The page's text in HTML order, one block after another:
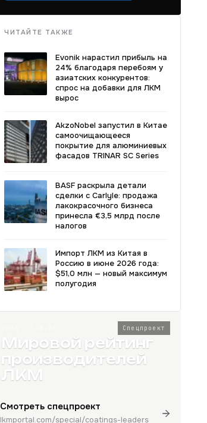
ЧИТАЙТЕ ТАКЖЕ
Evonik нарастил прибыль на
24% благодаря перебоям у
азиатских конкурентов:
спрос на добавки для ЛКМ
вырос
AkzoNobel запустил в Китае
самоочищающееся
покрытие для алюминиевых
фасадов TRINAR SC Series
BASF раскрыла детали
сделки с Carlyle: продажа
лакокрасочного бизнеса
принесла €3,5 млрд после
налогов
Импорт ЛКМ из Китая в
Россию в июне 2026 года:
$51,0 млн — новый максимум
полугодия
Спецпроект
Мировой рейтинг
производителей
ЛКМ
Смотреть спецпроект
lkmportal.com/special/coatings-leaders